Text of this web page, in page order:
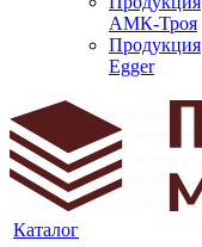
АМК-Троя
Продукция
Egger
Каталог